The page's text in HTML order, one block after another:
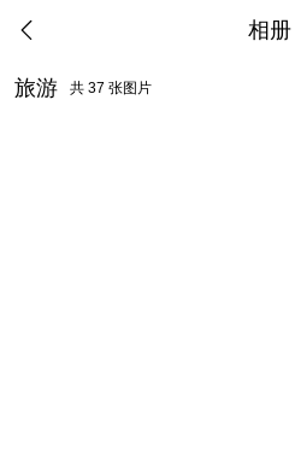
相册
旅游 共 37 张图片